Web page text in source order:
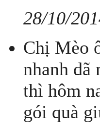
28/10/
Chị Mèo
nhanh dã
thì hôm
gói quà